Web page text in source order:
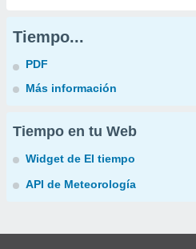
Tiempo...
PDF
Más información
Tiempo en tu Web
Widget de El tiempo
API de Meteorología